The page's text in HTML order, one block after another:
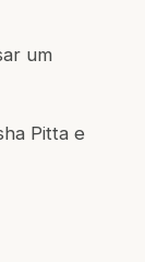
um
Pitta e